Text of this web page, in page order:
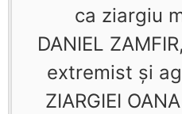
ca ziargiu
DANIEL
extremist şi
ZIARGIEI